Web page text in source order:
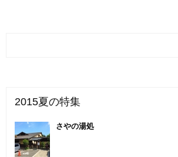
2015夏の特集
さやの湯処